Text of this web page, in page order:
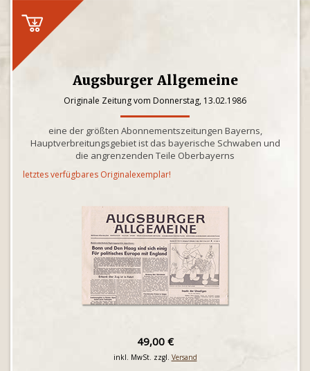
Augsburger Allgemeine
Originale Zeitung vom Donnerstag, 13.02.1986
eine der größten Abonnementszeitungen Bayerns,
Hauptverbreitungsgebiet ist das bayerische Schwaben und
die angrenzenden Teile Oberbayerns
letztes verfügbares Originalexemplar!
49,00 €
inkl. MwSt. zzgl. Versand